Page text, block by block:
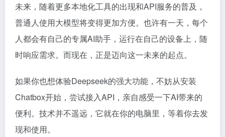
未来，随着更多本地化工具的出现和API服务的普及，
普通人使用大模型将变得更加方便。也许有一天，每个
人都会有自己的专属AI助手，运行在自己的设备上，随
时响应需求。而现在，正是迈向这一未来的起点。
如果你也想体验Deepseek的强大功能，不妨从安装
Chatbox开始，尝试接入API，亲自感受一下AI带来的
便利。技术并不遥远，它就在你的电脑里，等着你去发
现和使用。